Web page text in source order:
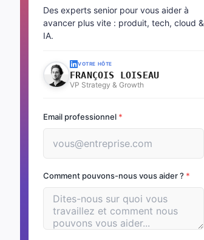
Des experts senior pour vous aider à
avancer plus vite : produit, tech, cloud &
IA.
VOTRE HÔTE
FRANÇOIS LOISEAU
VP Strategy & Growth
Email professionnel *
Comment pouvons-nous vous aider ? *